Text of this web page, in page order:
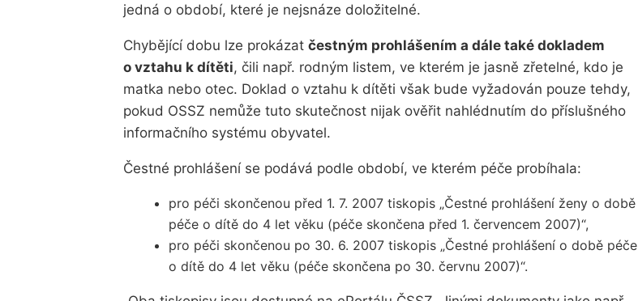
jedná o období, které je nejsnáze doložitelné.
Chybějící dobu lze prokázat čestným prohlášením a dále také dokladem
o vztahu k dítěti, čili např. rodným listem, ve kterém je jasně zřetelné, kdo je
matka nebo otec. Doklad o vztahu k dítěti však bude vyžadován pouze tehdy,
pokud OSSZ nemůže tuto skutečnost nijak ověřit nahlédnutím do příslušného
informačního systému obyvatel.
Čestné prohlášení se podává podle období, ve kterém péče probíhala:
pro péči skončenou před 1. 7. 2007 tiskopis „Čestné prohlášení ženy o době
péče o dítě do 4 let věku (péče skončena před 1. červencem 2007)“,
pro péči skončenou po 30. 6. 2007 tiskopis „Čestné prohlášení o době péče
o dítě do 4 let věku (péče skončena po 30. červnu 2007)“.